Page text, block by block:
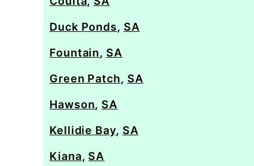
Duck Ponds, SA
Fountain, SA
Green Patch, SA
Hawson, SA
Kellidie Bay, SA
Kiana, SA